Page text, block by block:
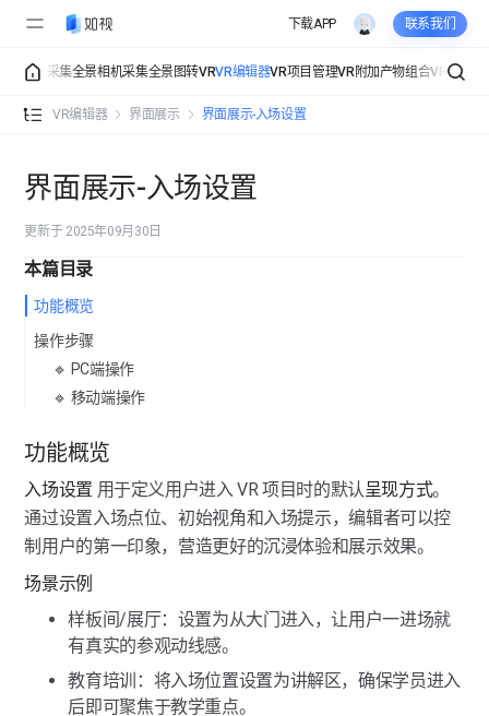
下载APP 联系我们
手机采集全景相机采集全景图转VRVR编辑器VR项目管理VR附加产物组合VR 组织管
VR编辑器 界面展示 界面展示-入场设置
VR编辑器 功能总览
详细信息-空间信息
详细信息-公司信息
界面展示
界面展示-界面设置
界面展示-点位样式
界面展示-入场设置
界面展示-页面组件
界面展示-背景音乐
热点标签
热点标签-标签总览
热点标签-文字标签
热点标签-图片标签
导览讲解-导览
导览讲解-路线
图像美化
图像美化-马赛克
界面展示-入场设置
更新于 2025年09月30日
本篇目录
功能概览
操作步骤
🔹 PC端操作
🔹 移动端操作
功能概览
入场设置 用于定义用户进入 VR 项目时的默认呈现方式。
通过设置入场点位、初始视角和入场提示，编辑者可以控
制用户的第一印象，营造更好的沉浸体验和展示效果。
场景示例
样板间/展厅：设置为从大门进入，让用户一进场就
有真实的参观动线感。
教育培训：将入场位置设置为讲解区，确保学员进入
后即可聚焦于教学重点。